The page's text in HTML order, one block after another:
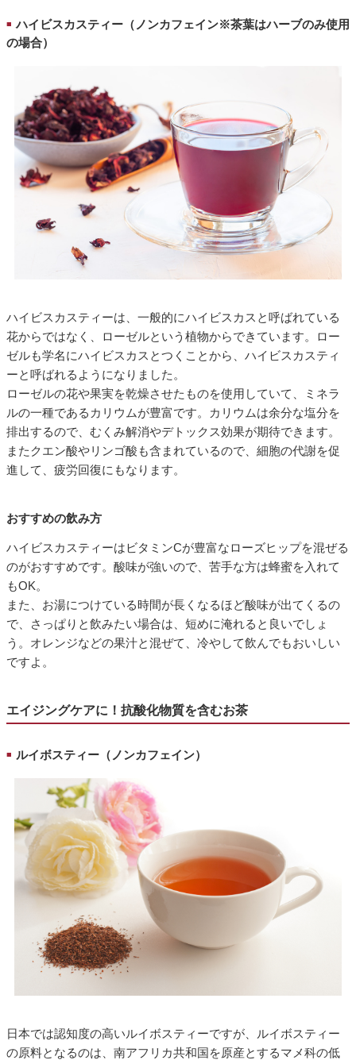
■ ハイビスカスティー（ノンカフェイン※茶葉はハーブのみ使用
の場合）
ハイビスカスティーは、一般的にハイビスカスと呼ばれている
花からではなく、ローゼルという植物からできています。ロー
ゼルも学名にハイビスカスとつくことから、ハイビスカスティ
ーと呼ばれるようになりました。
ローゼルの花や果実を乾燥させたものを使用していて、ミネラ
ルの一種であるカリウムが豊富です。カリウムは余分な塩分を
排出するので、むくみ解消やデトックス効果が期待できます。
またクエン酸やリンゴ酸も含まれているので、細胞の代謝を促
進して、疲労回復にもなります。
おすすめの飲み方
ハイビスカスティーはビタミンCが豊富なローズヒップを混ぜる
のがおすすめです。酸味が強いので、苦手な方は蜂蜜を入れて
もOK。
また、お湯につけている時間が長くなるほど酸味が出てくるの
で、さっぱりと飲みたい場合は、短めに淹れると良いでしょ
う。オレンジなどの果汁と混ぜて、冷やして飲んでもおいしい
ですよ。
エイジングケアに！抗酸化物質を含むお茶
■ ルイボスティー（ノンカフェイン）
日本では認知度の高いルイボスティーですが、ルイボスティー
の原料となるのは、南アフリカ共和国を原産とするマメ科の低